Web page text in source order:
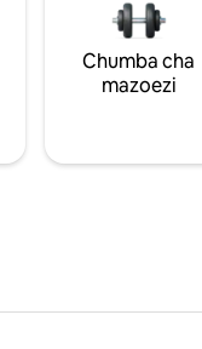
Chumba cha
mazoezi